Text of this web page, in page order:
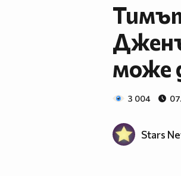
може
3 004
Stars